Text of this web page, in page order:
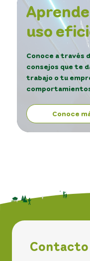
uso
servicio
Conoce a través
consejos que te
trabajo o tu
Conoce
Contacto